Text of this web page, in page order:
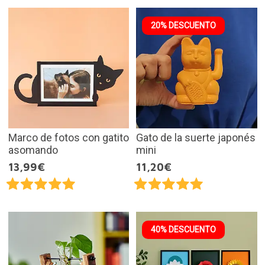
Marco de fotos con gatito
asomando
13,99€
20% DESCUENTO
Gato de la suerte japonés
mini
11,20€
40% DESCUENTO